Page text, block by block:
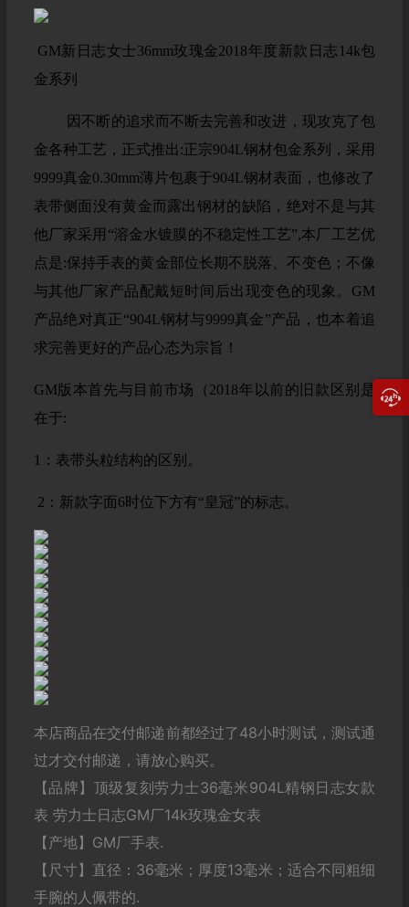
GM新日志女士36mm玫瑰金2018年度新款日志14k包
金系列
因不断的追求而不断去完善和改进，现攻克了包
金各种工艺，正式推出:正宗904L钢材包金系列，采用
9999真金0.30mm薄片包裹于904L钢材表面，也修改了
表带侧面没有黄金而露出钢材的缺陷，绝对不是与其
他厂家采用“溶金水镀膜的不稳定性工艺”,本厂工艺优
点是:保持手表的黄金部位长期不脱落、不变色；不像
与其他厂家产品配戴短时间后出现变色的现象。GM
产品绝对真正“904L钢材与9999真金”产品，也本着追
求完善更好的产品心态为宗旨！
GM版本首先与目前市场（2018年以前的旧款区别是
在于:
1：表带头粒结构的区别。
2：新款字面6时位下方有“皇冠”的标志。
本店商品在交付邮递前都经过了48小时测试，测试通
过才交付邮递，请放心购买。
【品牌】顶级复刻劳力士36毫米904L精钢日志女款
表 劳力士日志GM厂14k玫瑰金女表
【产地】GM厂手表.
【尺寸】直径：36毫米；厚度13毫米；适合不同粗细
手腕的人佩带的.